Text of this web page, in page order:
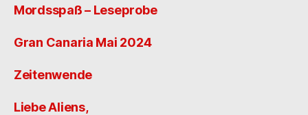
Mordsspaß – Leseprobe
Gran Canaria Mai 2024
Zeitenwende
Liebe Aliens,